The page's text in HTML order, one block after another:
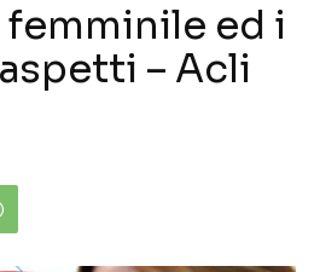
femminile ed i
– Acli